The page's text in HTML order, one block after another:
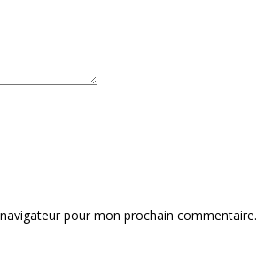
pour mon prochain commentaire.